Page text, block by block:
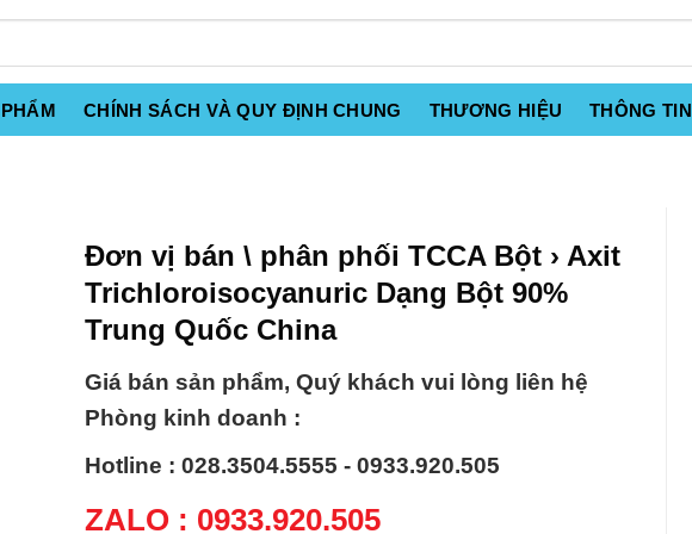
CHÍNH SÁCH VÀ QUY ĐỊNH CHUNG THƯƠNG HIỆU THÔNG TIN
Đơn vị bán \ phân phối TCCA Bột › Axit
Trichloroisocyanuric Dạng Bột 90%
Trung Quốc China
Giá bán sản phẩm, Quý khách vui lòng liên hệ
Phòng kinh doanh :
Hotline : 028.3504.5555 - 0933.920.505
ZALO : 0933.920.505